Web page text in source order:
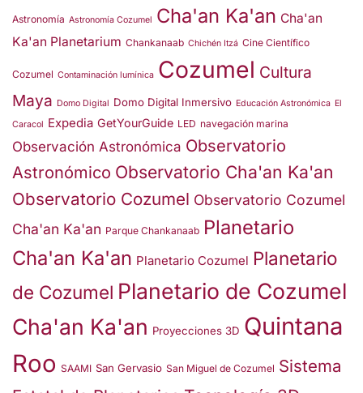
Astronomía Astronomía Cozumel Cha'an Ka'an Cha'an
Ka'an Planetarium Chankanaab Chichén Itzá Cine Científico
Cozumel Contaminación lumínica Cozumel Cultura
Maya Domo Digital Domo Digital Inmersivo Educación Astronómica El
Caracol Expedia GetYourGuide LED navegación marina
Observación Astronómica Observatorio
Astronómico Observatorio Cha'an Ka'an
Observatorio Cozumel Observatorio Cozumel
Cha'an Ka'an Parque Chankanaab Planetario
Cha'an Ka'an Planetario Cozumel Planetario
de Cozumel Planetario de Cozumel
Cha'an Ka'an Proyecciones 3D Quintana
Roo SAAMI San Gervasio San Miguel de Cozumel Sistema